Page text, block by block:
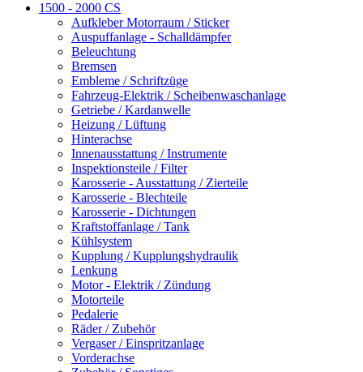
1500 - 2000 CS
Aufkleber Motorraum / Sticker
Auspuffanlage - Schalldämpfer
Beleuchtung
Bremsen
Embleme / Schriftzüge
Fahrzeug-Elektrik / Scheibenwaschanlage
Getriebe / Kardanwelle
Heizung / Lüftung
Hinterachse
Innenausstattung / Instrumente
Inspektionsteile / Filter
Karosserie - Ausstattung / Zierteile
Karosserie - Blechteile
Karosserie - Dichtungen
Kraftstoffanlage / Tank
Kühlsystem
Kupplung / Kupplungshydraulik
Lenkung
Motor - Elektrik / Zündung
Motorteile
Pedalerie
Räder / Zubehör
Vergaser / Einspritzanlage
Vorderachse